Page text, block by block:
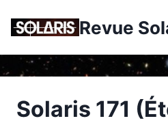
Revue
Solaris 171